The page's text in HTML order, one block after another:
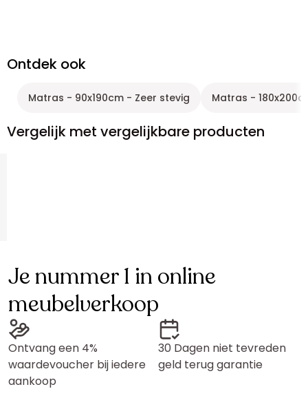
Ontdek ook
Matras - 90x190cm - Zeer stevig Matras -
Vergelijk met vergelijkbare producten
Je nummer 1 in online
meubelverkoop
Ontvang een 4%
waardevoucher bij iedere
aankoop
30 Dagen niet tevreden
geld terug garantie